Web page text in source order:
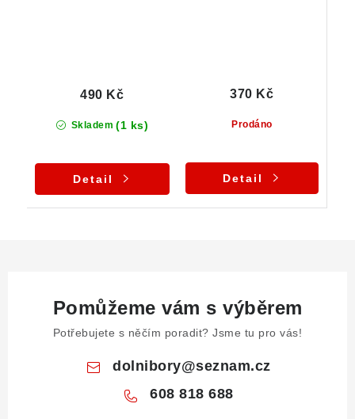
Skladem (1 ks)
490 Kč
Detail
Prodáno
370 Kč
Detail
Pomůžeme vám s výběrem
Potřebujete s něčím poradit? Jsme tu pro vás!
dolnibory@seznam.cz
608 818 688